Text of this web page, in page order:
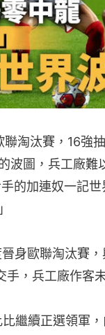
淘汰賽，16強
波圖，兵工廠難
的加連奴一記
身歐聯淘汰賽
，兵工廠作客
繼續正選領軍